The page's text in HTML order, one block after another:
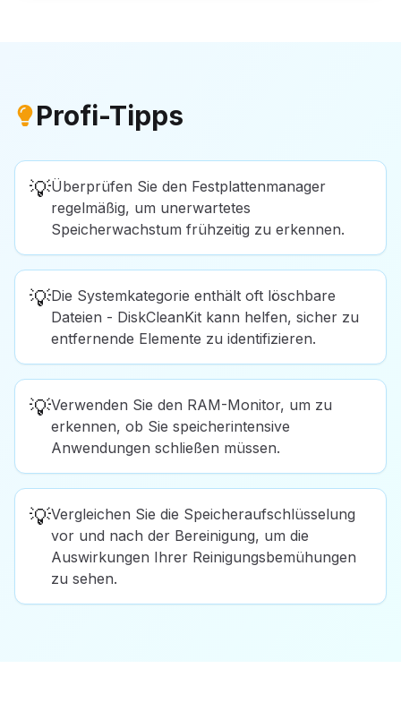
Profi-Tipps
💡Überprüfen Sie den Festplattenmanager
regelmäßig, um unerwartetes
Speicherwachstum frühzeitig zu erkennen.
💡Die Systemkategorie enthält oft löschbare
Dateien - DiskCleanKit kann helfen, sicher zu
entfernende Elemente zu identifizieren.
💡Verwenden Sie den RAM-Monitor, um zu
erkennen, ob Sie speicherintensive
Anwendungen schließen müssen.
💡Vergleichen Sie die Speicheraufschlüsselung
vor und nach der Bereinigung, um die
Auswirkungen Ihrer Reinigungsbemühungen
zu sehen.